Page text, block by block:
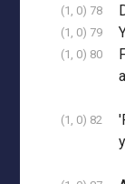
(1, 0) 78
(1, 0) 79
(1, 0) 80
(1, 0) 82